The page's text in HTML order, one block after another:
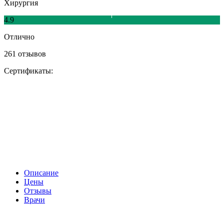
Хирургия
4.9
Отлично
261 отзывов
Сертификаты:
Описание
Цены
Отзывы
Врачи